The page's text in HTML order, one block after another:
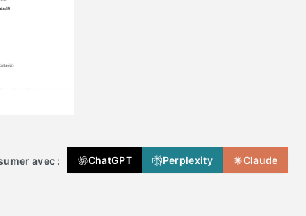
avec : ChatGPT Perplexity Claude